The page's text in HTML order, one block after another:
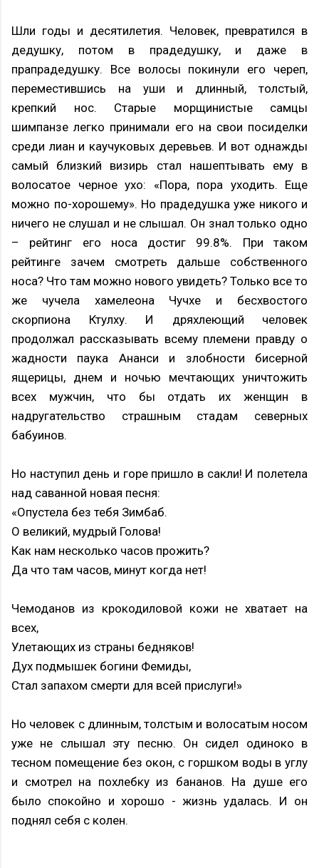
Шли годы и десятилетия. Человек, превратился в
дедушку, потом в прадедушку, и даже в
прапрадедушку. Все волосы покинули его череп,
переместившись на уши и длинный, толстый,
крепкий нос. Старые морщинистые самцы
шимпанзе легко принимали его на свои посиделки
среди лиан и каучуковых деревьев. И вот однажды
самый близкий визирь стал нашептывать ему в
волосатое черное ухо: «Пора, пора уходить. Еще
можно по-хорошему». Но прадедушка уже никого и
ничего не слушал и не слышал. Он знал только одно
– рейтинг его носа достиг 99.8%. При таком
рейтинге зачем смотреть дальше собственного
носа? Что там можно нового увидеть? Только все то
же чучела хамелеона Чучхе и бесхвостого
скорпиона Ктулху. И дряхлеющий человек
продолжал рассказывать всему племени правду о
жадности паука Ананси и злобности бисерной
ящерицы, днем и ночью мечтающих уничтожить
всех мужчин, что бы отдать их женщин в
надругательство страшным стадам северных
бабуинов.
Но наступил день и горе пришло в сакли! И полетела
над саванной новая песня:
«Опустела без тебя Зимбаб.
О великий, мудрый Голова!
Как нам несколько часов прожить?
Да что там часов, минут когда нет!
Чемоданов из крокодиловой кожи не хватает на
всех,
Улетающих из страны бедняков!
Дух подмышек богини Фемиды,
Стал запахом смерти для всей прислуги!»
Но человек с длинным, толстым и волосатым носом
уже не слышал эту песню. Он сидел одиноко в
тесном помещение без окон, с горшком воды в углу
и смотрел на похлебку из бананов. На душе его
было спокойно и хорошо - жизнь удалась. И он
поднял себя с колен.